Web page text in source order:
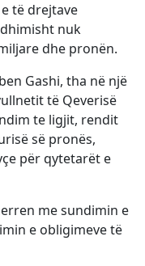
të drejtave
nuk
dhe pronën.
Gashi, tha në një
të Qeverisë
te ligjit, rendit
së pronës,
për qytetarët e
me sundimin e
e obligimeve të